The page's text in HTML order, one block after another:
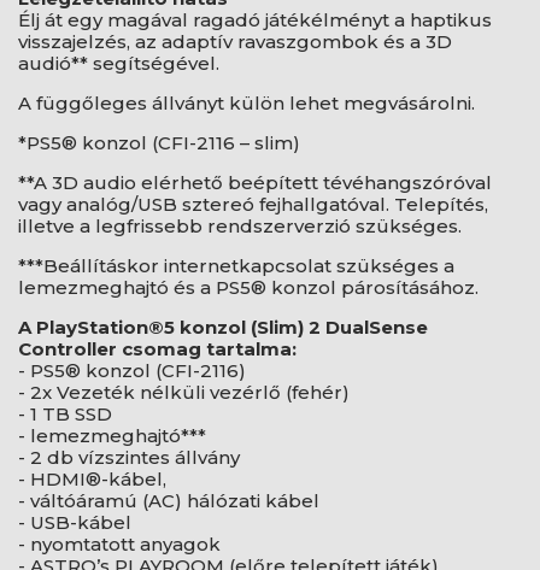
Élj át egy magával ragadó játékélményt a haptikus
visszajelzés, az adaptív ravaszgombok és a 3D
audió** segítségével.
A függőleges állványt külön lehet megvásárolni.
*PS5® konzol (CFI-2116 – slim)
**A 3D audio elérhető beépített tévéhangszóróval
vagy analóg/USB sztereó fejhallgatóval. Telepítés,
illetve a legfrissebb rendszerverzió szükséges.
***Beállításkor internetkapcsolat szükséges a
lemezmeghajtó és a PS5® konzol párosításához.
A PlayStation®5 konzol (Slim) 2 DualSense
Controller csomag tartalma:
- PS5® konzol (CFI-2116)
- 2x Vezeték nélküli vezérlő (fehér)
- 1 TB SSD
- lemezmeghajtó***
- 2 db vízszintes állvány
- HDMI®-kábel,
- váltóáramú (AC) hálózati kábel
- USB-kábel
- nyomtatott anyagok